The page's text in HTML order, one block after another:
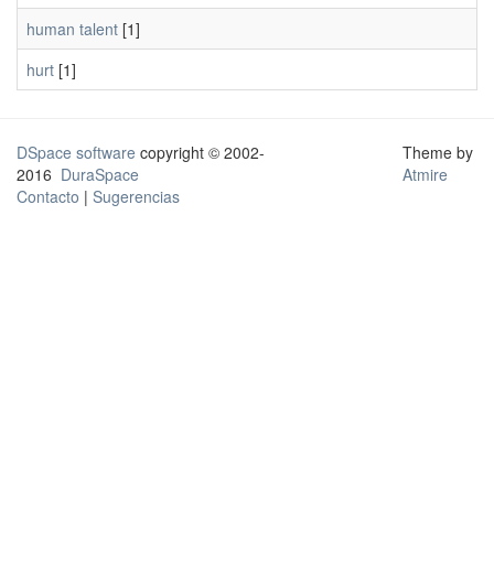
human talent [1]
hurt [1]
DSpace software copyright © 2002-
2016 DuraSpace
Contacto | Sugerencias
Theme by
Atmire